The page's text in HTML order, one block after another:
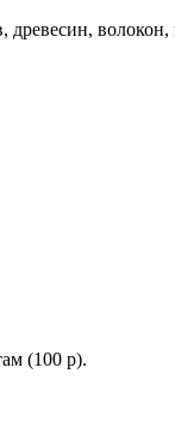
(100 р).